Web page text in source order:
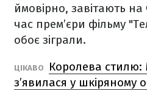
ймовірно, завітають на
час прем’єри фільму
обоє зіграли.
ЦІКАВО
Королева
з’явилася у шкіряному